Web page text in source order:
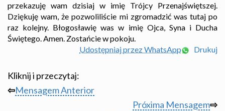
przekazuję wam dzisiaj w imię Trójcy Przenajświętszej.
Dziękuję wam, że pozwoliliście mi zgromadzić was tutaj po
raz kolejny. Błogosławię was w imię Ojca, Syna i Ducha
Świętego. Amen. Zostańcie w pokoju.
Udostępniaj przez WhatsApp
Drukuj
Kliknij i przeczytaj:
⇦Mensagem Anterior
Próxima Mensagem⇨